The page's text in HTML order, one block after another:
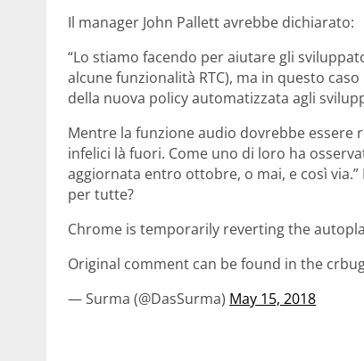
Il manager John Pallett avrebbe dichiarato:
“Lo stiamo facendo per aiutare gli
alcune funzionalità RTC), ma in questo
della nuova policy automatizzata agli
Mentre la funzione audio dovrebbe
infelici là fuori. Come uno di loro ha
aggiornata entro ottobre, o mai, e così via.”
per tutte?
Chrome is temporarily reverting the
Original comment can be found in the
— Surma (@DasSurma) May 15, 2018